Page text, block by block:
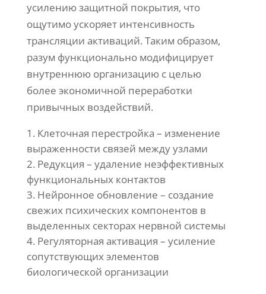
усилению защитной покрытия, что
ощутимо ускоряет интенсивность
трансляции активаций. Таким образом,
разум функционально модифицирует
внутреннюю организацию с целью
более экономичной переработки
привычных воздействий.
Клеточная перестройка – изменение
выраженности связей между узлами
Редукция – удаление неэффективных
функциональных контактов
Нейронное обновление – создание
свежих психических компонентов в
выделенных секторах нервной системы
Регуляторная активация – усиление
сопутствующих элементов
биологической организации